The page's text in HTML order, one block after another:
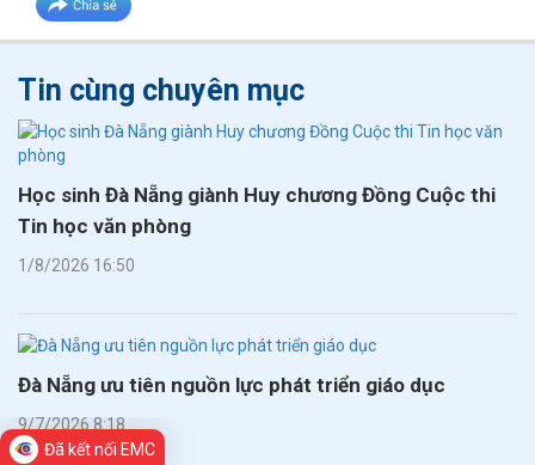
Tin cùng chuyên mục
Học sinh Đà Nẵng giành Huy chương Đồng Cuộc thi
Tin học văn phòng
1/8/2026 16:50
Đà Nẵng ưu tiên nguồn lực phát triển giáo dục
9/7/2026 8:18
Đã kết nối EMC